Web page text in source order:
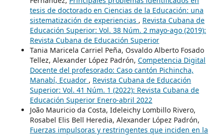
tesis de doctorado en Ciencias de la Educación: una
sistematización de experiencias , Revista Cubana de
Educación Superior: Vol. 38 Núm. 2 mayo-ago (2019):
Revista Cubana de Educación Superior
Tania Maricela Carriel Peña, Osvaldo Alberto Fosado
Tellez, Alexander López Padrón, Competencia Digital
Docente del profesorado: Caso cantón Pichincha,
Manabí, Ecuador , Revista Cubana de Educación
Superior: Vol. 41 Núm. 1 (2022): Revista Cubana de
Educación Superior Enero-abril 2022
João Mauricio da Costa, Ideleichy Lombillo Rivero,
Rosabel Elis Bell Heredia, Alexander López Padrón,
Fuerzas impulsoras y restringentes que inciden en la